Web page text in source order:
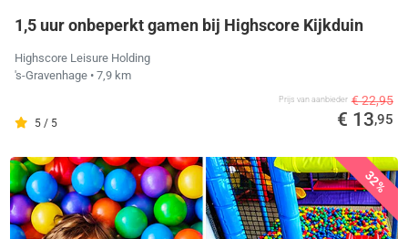
1,5 uur onbeperkt gamen bij Highscore Kijkduin
Highscore Leisure Holding
's-Gravenhage • 7,9 km
5 / 5
Prijs van aanbieder € 22,95
€ 13,95
32%